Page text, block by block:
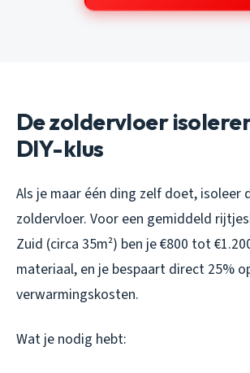
De zoldervloer
DIY-klus
Als je maar één ding zelf doet, isoleer
zoldervloer. Voor een gemiddeld
Zuid (circa 35m²) ben je €800 tot
materiaal, en je bespaart direct 25%
verwarmingskosten.
Wat je nodig hebt: